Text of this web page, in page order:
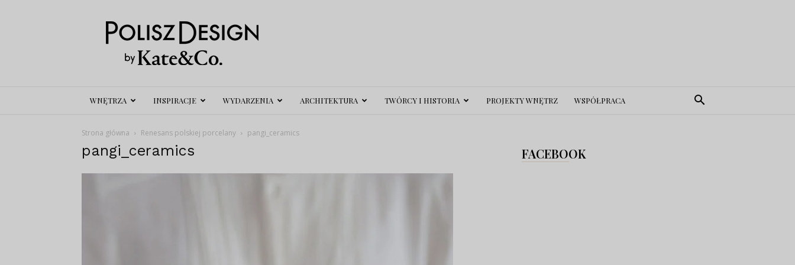
Polisz
Design
WNĘTRZA INSPIRACJE WYDARZENIA ARCHITEKTURA TWÓRCY I HISTORIA PROJEKTY WNĘTRZ WSPÓŁPRACA
Strona główna Renesans polskiej porcelany pangi_ceramics
pangi_ceramics FACEBOOK